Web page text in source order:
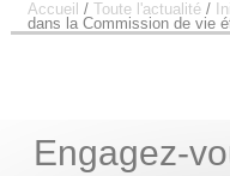
Accueil / Toute l'actualité/
dans la Commission de vie
Engagez-